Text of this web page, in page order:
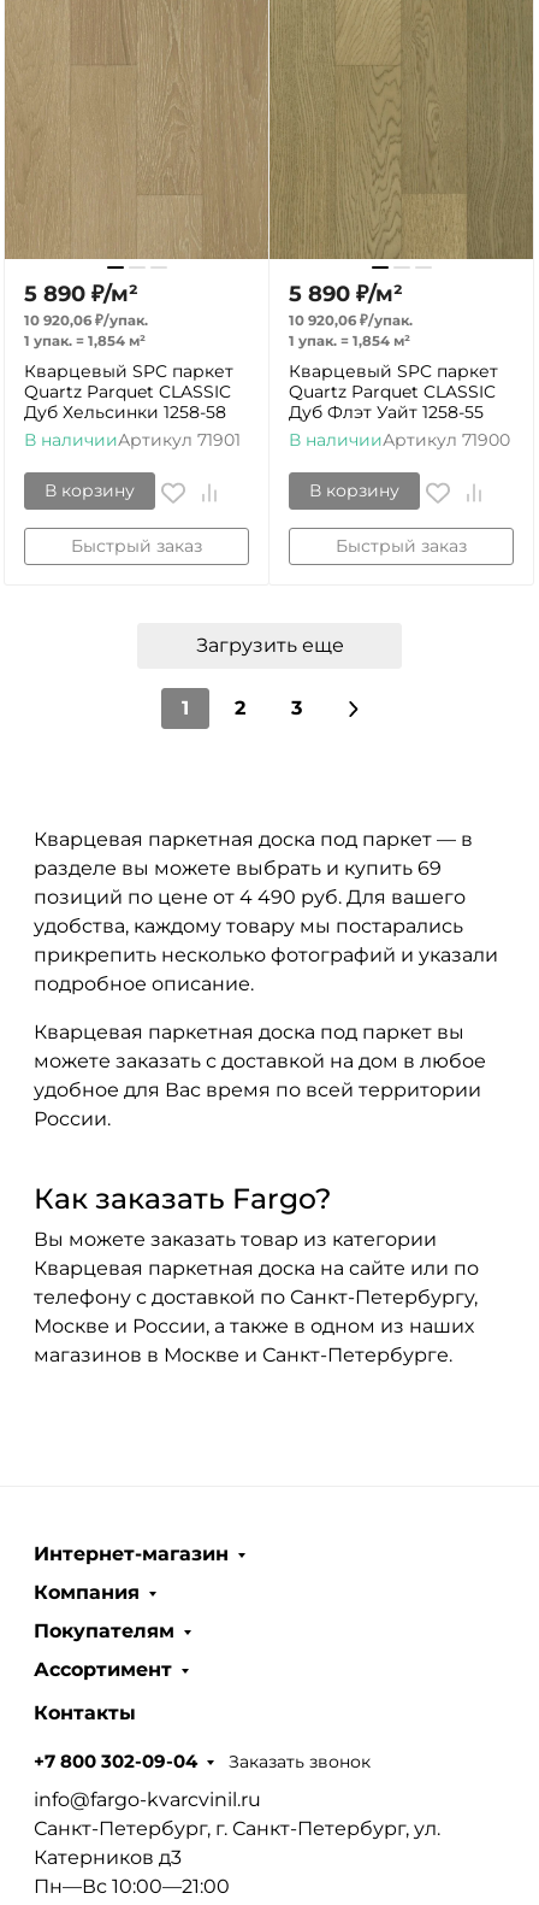
5 890 ₽/м²
10 920,06 ₽/упак.
1 упак. = 1,854 м²
Кварцевый SPC паркет
Quartz Parquet CLASSIC
Дуб Хельсинки 1258-58
В наличииАртикул 71901
В корзину
Быстрый заказ
5 890 ₽/м²
10 920,06 ₽/упак.
1 упак. = 1,854 м²
Кварцевый SPC паркет
Quartz Parquet CLASSIC
Дуб Флэт Уайт 1258-55
В наличииАртикул 71900
В корзину
Быстрый заказ
Загрузить еще
1 2 3
Кварцевая паркетная доска под паркет — в
разделе вы можете выбрать и купить 69
позиций по цене от 4 490 руб. Для вашего
удобства, каждому товару мы постарались
прикрепить несколько фотографий и указали
подробное описание.
Кварцевая паркетная доска под паркет вы
можете заказать с доставкой на дом в любое
удобное для Вас время по всей территории
России.
Как заказать Fargo?
Вы можете заказать товар из категории
Кварцевая паркетная доска на сайте или по
телефону с доставкой по Санкт-Петербургу,
Москве и России, а также в одном из наших
магазинов в Москве и Санкт-Петербурге.
Интернет-магазин
Компания
Покупателям
Ассортимент
Контакты
+7 800 302-09-04 Заказать звонок
info@fargo-kvarcvinil.ru
Санкт-Петербург, г. Санкт-Петербург, ул.
Катерников д3
Пн—Вс 10:00—21:00